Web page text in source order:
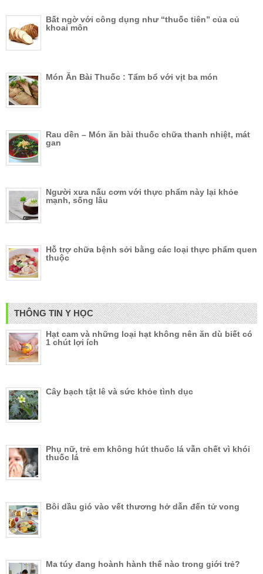
Bất ngờ với công dụng như “thuốc tiên” của củ
khoai môn
Món Ăn Bài Thuốc : Tẩm bổ với vịt ba món
Rau dền – Món ăn bài thuốc chữa thanh nhiệt, mát
gan
Người xưa nấu cơm với thực phẩm này lại khỏe
mạnh, sống lâu
Hỗ trợ chữa bệnh sởi bằng các loại thực phẩm quen
thuộc
THÔNG TIN Y HỌC
Hạt cam và những loại hạt không nên ăn dù biết có
1 chút lợi ích
Cây bạch tật lê và sức khỏe tình dục
Phụ nữ, trẻ em không hút thuốc lá vẫn chết vì khói
thuốc lá
Bôi dầu gió vào vết thương hở dẫn đến tử vong
Ma túy đang hoành hành thế nào trong giới trẻ?